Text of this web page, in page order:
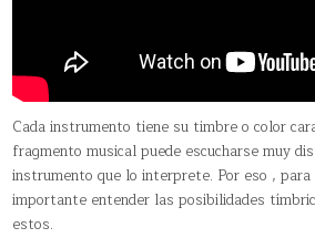
Cada instrumento tiene su timbre o color
fragmento musical puede escucharse muy
instrumento que lo interprete. Por eso ,
importante entender las posibilidades
estos.